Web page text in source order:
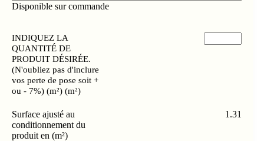
Disponible sur commande
INDIQUEZ LA
QUANTITÉ DE
PRODUIT DÉSIRÉE.
(N'oubliez pas d'inclure
vos perte de pose soit +
ou - 7%) (m²) (m²)
Surface ajusté au
conditionnement du
produit en (m²)
1.31